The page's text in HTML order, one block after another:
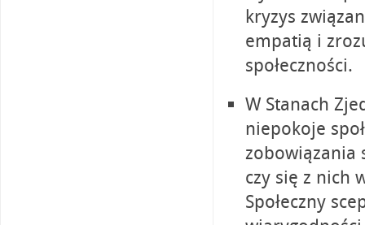
kryzys
empatią i
społeczności.
W Stanach
niepokoje
zobowiązania
czy się z nich
Społeczny